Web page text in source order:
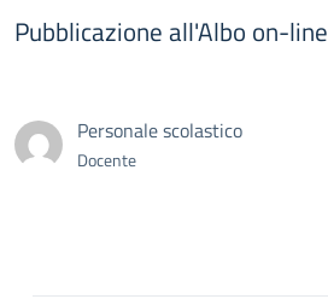
Pubblicazione all'Albo on-line
Personale scolastico
Docente